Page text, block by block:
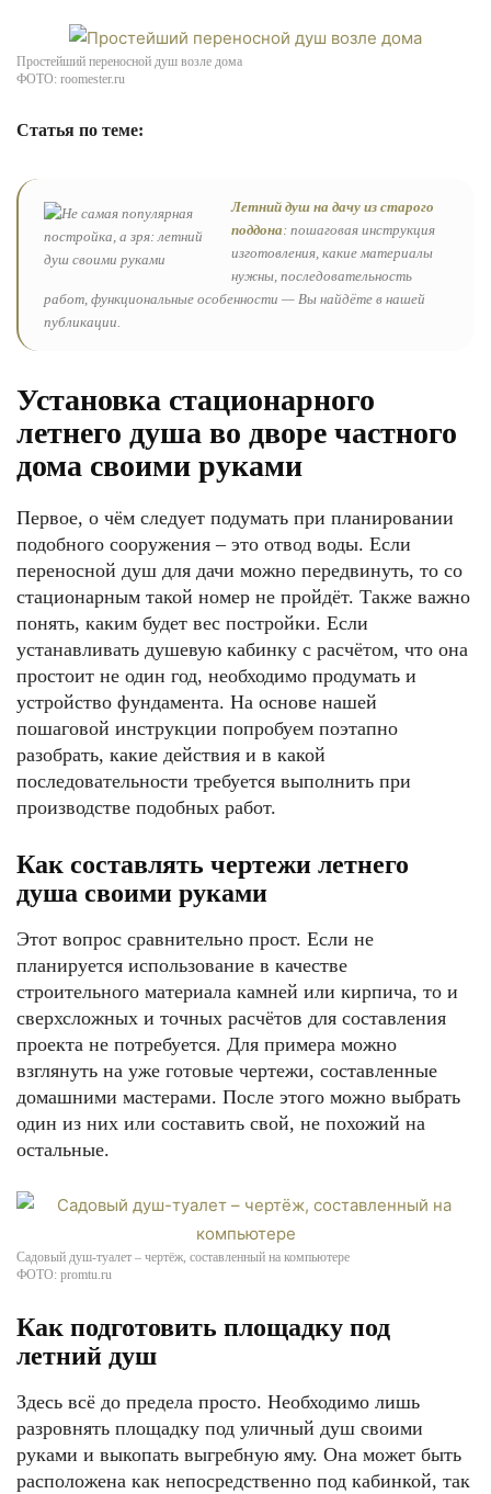
Простейший переносной душ возле дома
ФОТО: roomester.ru
Статья по теме:
Летний душ на дачу из старого
поддона: пошаговая инструкция
изготовления, какие материалы
нужны, последовательность
работ, функциональные особенности — Вы найдёте в нашей
публикации.
Установка стационарного
летнего душа во дворе частного
дома своими руками
Первое, о чём следует подумать при планировании
подобного сооружения – это отвод воды. Если
переносной душ для дачи можно передвинуть, то со
стационарным такой номер не пройдёт. Также важно
понять, каким будет вес постройки. Если
устанавливать душевую кабинку с расчётом, что она
простоит не один год, необходимо продумать и
устройство фундамента. На основе нашей
пошаговой инструкции попробуем поэтапно
разобрать, какие действия и в какой
последовательности требуется выполнить при
производстве подобных работ.
Как составлять чертежи летнего
душа своими руками
Этот вопрос сравнительно прост. Если не
планируется использование в качестве
строительного материала камней или кирпича, то и
сверхсложных и точных расчётов для составления
проекта не потребуется. Для примера можно
взглянуть на уже готовые чертежи, составленные
домашними мастерами. После этого можно выбрать
один из них или составить свой, не похожий на
остальные.
Садовый душ-туалет – чертёж, составленный на компьютере
ФОТО: promtu.ru
Как подготовить площадку под
летний душ
Здесь всё до предела просто. Необходимо лишь
разровнять площадку под уличный душ своими
руками и выкопать выгребную яму. Она может быть
расположена как непосредственно под кабинкой, так